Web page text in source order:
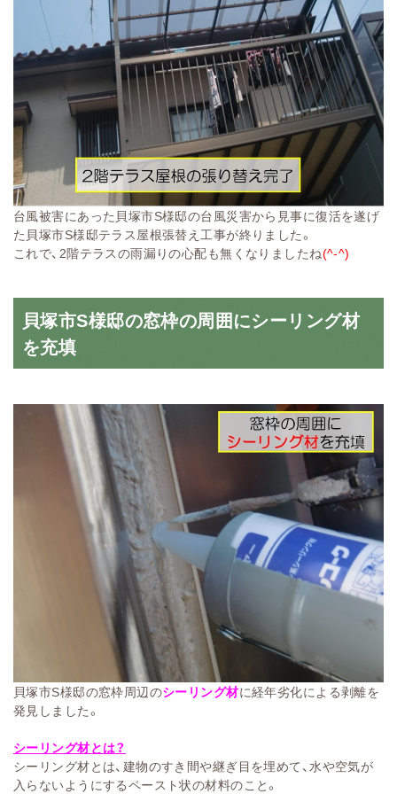
台風被害にあった貝塚市S様邸の台風災害から見事に復活を遂げ
た貝塚市S様邸テラス屋根張替え工事が終りました。
これで、2階テラスの雨漏りの心配も無くなりましたね(^-^)
貝塚市S様邸の窓枠の周囲にシーリング材
を充填
貝塚市S様邸の窓枠周辺のシーリング材に経年劣化による剥離を
発見しました。
シーリング材とは？
シーリング材とは、建物のすき間や継ぎ目を埋めて、水や空気が
入らないようにするペースト状の材料のこと。